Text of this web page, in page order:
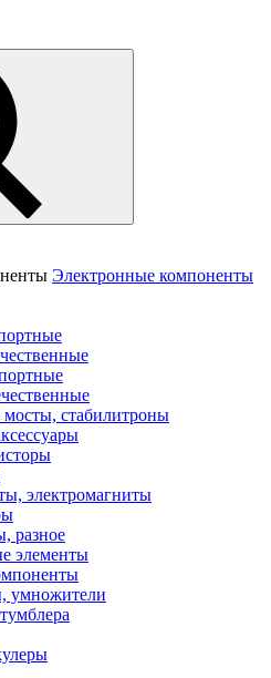
Электронные компоненты
стабилитроны
электромагниты
разное
элементы
умножители